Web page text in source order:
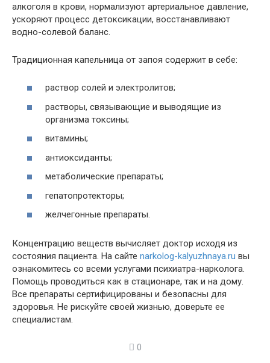
алкоголя в крови, нормализуют артериальное давление,
ускоряют процесс детоксикации, восстанавливают
водно-солевой баланс.
Традиционная капельница от запоя содержит в себе:
раствор солей и электролитов;
растворы, связывающие и выводящие из
организма токсины;
витамины;
антиоксиданты;
метаболические препараты;
гепатопротекторы;
желчегонные препараты.
Концентрацию веществ вычисляет доктор исходя из
состояния пациента. На сайте narkolog-kalyuzhnaya.ru вы
ознакомитесь со всеми услугами психиатра-нарколога.
Помощь проводиться как в стационаре, так и на дому.
Все препараты сертифицированы и безопасны для
здоровья. Не рискуйте своей жизнью, доверьте ее
специалистам.
0